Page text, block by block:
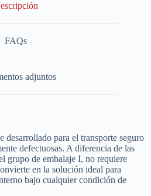
FAQs
adjuntos
desarrollado para el transporte seguro
defectuosas. A diferencia de las
grupo de embalaje I, no requiere
en la solución ideal para
bajo cualquier condición de